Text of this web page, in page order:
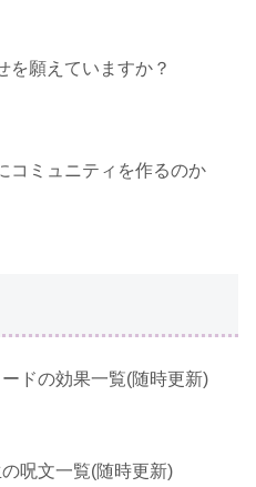
を願えていますか？
コミュニティを作るのか
ドの効果一覧(随時更新)
呪文一覧(随時更新)